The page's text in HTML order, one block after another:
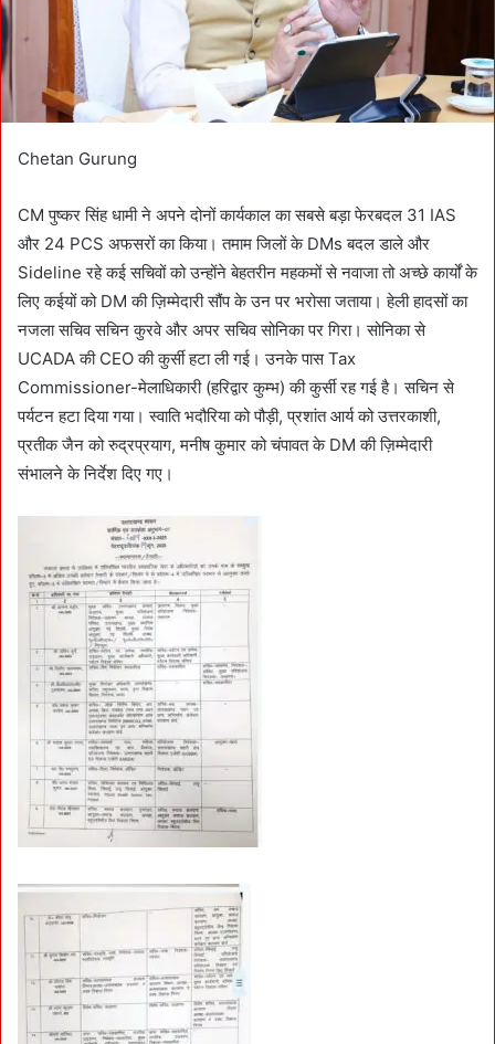
Chetan Gurung
CM पुष्कर सिंह धामी ने अपने दोनों कार्यकाल का सबसे बड़ा फेरबदल 31 IAS
और 24 PCS अफसरों का किया। तमाम जिलों के DMs बदल डाले और
Sideline रहे कई सचिवों को उन्होंने बेहतरीन महकमों से नवाजा तो अच्छे कार्यों के
लिए कईयों को DM की ज़िम्मेदारी सौंप के उन पर भरोसा जताया। हेली हादसों का
नजला सचिव सचिन कुरवे और अपर सचिव सोनिका पर गिरा। सोनिका से
UCADA की CEO की कुर्सी हटा ली गई। उनके पास Tax
Commissioner-मेलाधिकारी (हरिद्वार कुम्भ) की कुर्सी रह गई है। सचिन से
पर्यटन हटा दिया गया। स्वाति भदौरिया को पौड़ी, प्रशांत आर्य को उत्तरकाशी,
प्रतीक जैन को रुद्रप्रयाग, मनीष कुमार को चंपावत के DM की ज़िम्मेदारी
संभालने के निर्देश दिए गए।